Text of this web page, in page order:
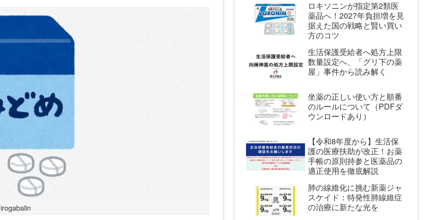
ロキソニンが指定第2類医
薬品へ！2027年負担増を見
据えた国の戦略と賢い買い
方のコツ
生活保護受給者へ処方上限
数量設定へ、「グリ下の薬
屋」事件から読み解く
坐薬の正しい使い方と順番
のルールについて（PDFダ
ウンロードあり）
【令和8年度から】生活保
護の医療扶助が改正！お薬
手帳の原則持参と医薬品の
適正使用を徹底解説
肺の線維化に挑む新薬ジャ
スケイド：特発性肺線維症
の治療に新たな光を